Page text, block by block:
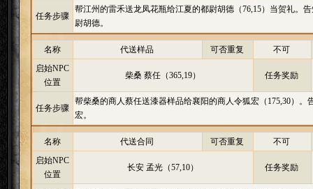
任务步骤
帮江州的雷禾送龙凤花瓶给江夏的都尉胡德（76,15）当贺礼。
尉胡德。
名称 代送样品 可否重复
不可
启始NPC
位置
柴桑 蔡任（365,19） 任务奖励
任务步骤
帮柴桑的商人蔡任送漆器样品给襄阳的商人令狐宏（175,30）
宏。
名称 代送合同 可否重复
不可
启始NPC
位置
长安 孟光（57,10） 任务奖励